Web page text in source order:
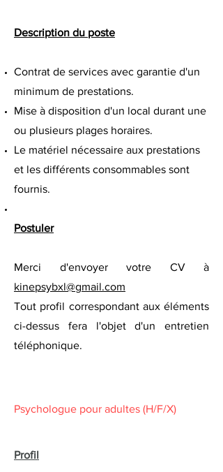
Description du poste
Contrat de services avec garantie d'un
minimum de prestations.
Mise à disposition d'un local durant une
ou plusieurs plages horaires.
Le matériel nécessaire aux prestations
et les différents consommables sont
fournis.
Postuler
Merci d'envoyer votre CV à
kinepsybxl@gmail.com
Tout profil correspondant aux éléments
ci-dessus fera l'objet d'un entretien
téléphonique.
Psychologue pour adultes (H/F/X)
Profil